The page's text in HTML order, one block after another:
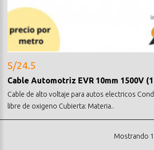
S/24.5
Cable Automotriz EVR 10mm 1500V
Cable de alto voltaje para autos electricos
libre de oxigeno Cubierta: Materia..
Mostrando 1